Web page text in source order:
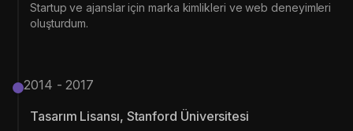
Startup ve ajanslar için marka kimlikleri ve web deneyimleri
oluşturdum.
2014 - 2017
Tasarım Lisansı, Stanford Üniversitesi